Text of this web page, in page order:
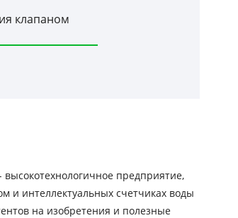
клапаном
предприятие,
и интеллектуальных счетчиках воды
на изобретения и полезные